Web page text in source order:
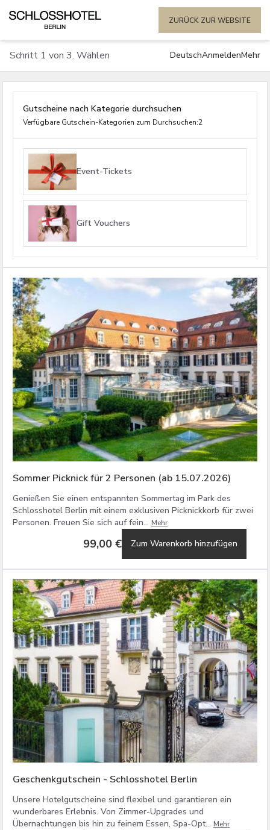
ZURÜCK ZUR WEBSITE
Schritt 1 von 3. Wählen DeutschAnmeldenMehr
Gutscheine nach Kategorie durchsuchen
Verfügbare Gutschein-Kategorien zum Durchsuchen:2
Event-Tickets
Gift Vouchers
Sommer Picknick für 2 Personen (ab 15.07.2026)
Genießen Sie einen entspannten Sommertag im Park des
Schlosshotel Berlin mit einem exklusiven Picknickkorb für zwei
Personen. Freuen Sie sich auf fein... Mehr
99,00 € Zum Warenkorb hinzufügen
Geschenkgutschein - Schlosshotel Berlin
Unsere Hotelgutscheine sind flexibel und garantieren ein
wunderbares Erlebnis. Von Zimmer-Upgrades und
Übernachtungen bis hin zu feinem Essen, Spa-Opt... Mehr